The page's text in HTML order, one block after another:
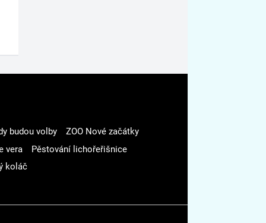
budou volby
ZOO Nové začátky
vera
Pěstování lichořeřišnice
koláč